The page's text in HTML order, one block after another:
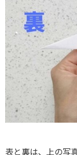
表と裏は、上の写